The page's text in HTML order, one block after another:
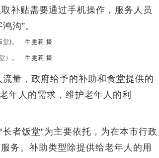
补贴需要通过手机操作，服务人员
沟”。
）。 牛雯莉 摄
量，政府给予的补助和食堂提供的
年人的需求，维护老年人的利
者饭堂”为主要依托，为在本市行政
务。补助类型除提供给老年人的用